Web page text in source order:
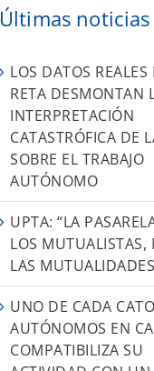
Últimas noticias
LOS DATOS REALES
RETA DESMONTAN
INTERPRETACIÓN
CATASTRÓFICA DE
SOBRE EL TRABAJO
AUTÓNOMO
UPTA: “LA
LOS MUTUALISTAS,
LAS
UNO DE CADA
AUTÓNOMOS EN
COMPATIBILIZA SU